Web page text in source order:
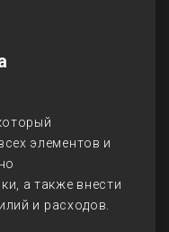
элементов и
а также внести
и расходов.